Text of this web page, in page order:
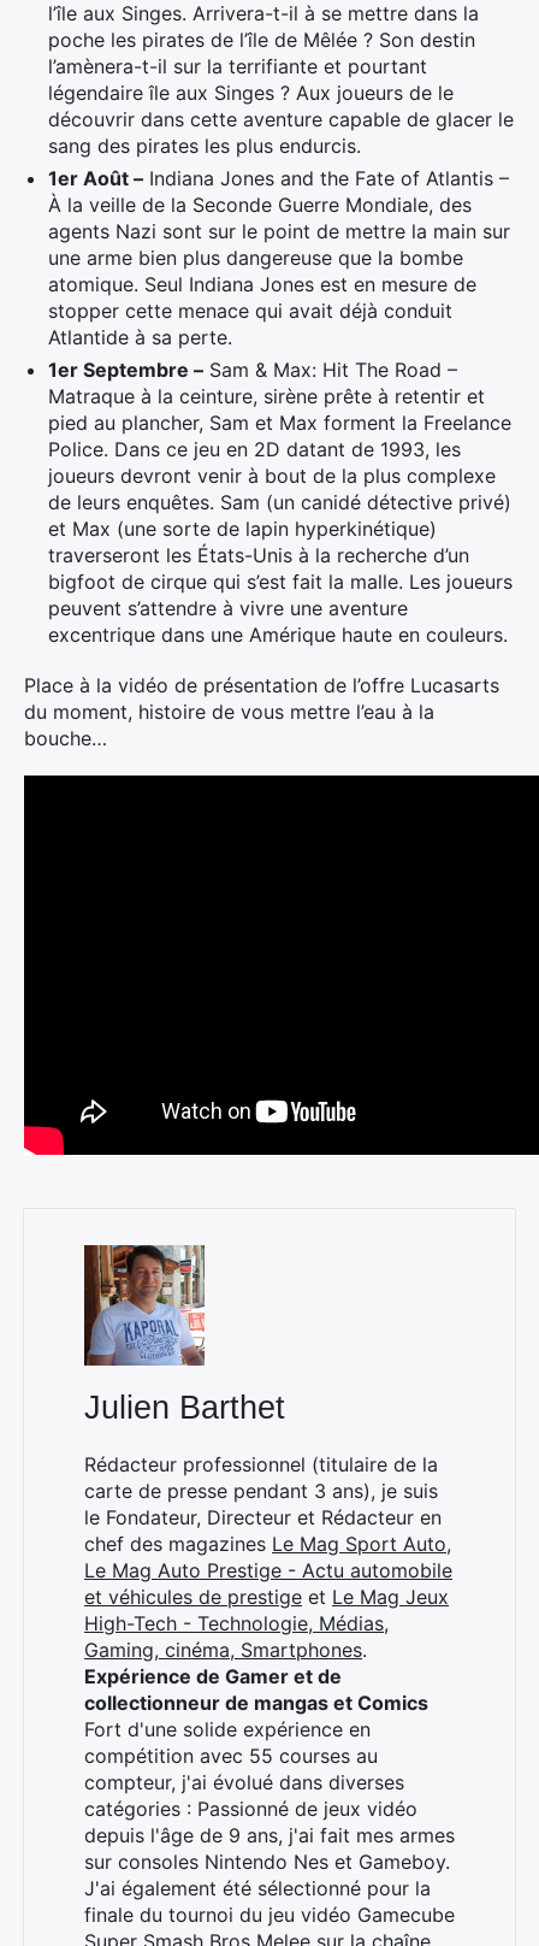
l’île aux Singes. Arrivera-t-il à se mettre dans la
poche les pirates de l’île de Mêlée ? Son destin
l’amènera-t-il sur la terrifiante et pourtant
légendaire île aux Singes ? Aux joueurs de le
découvrir dans cette aventure capable de glacer le
sang des pirates les plus endurcis.
1er Août – Indiana Jones and the Fate of Atlantis –
À la veille de la Seconde Guerre Mondiale, des
agents Nazi sont sur le point de mettre la main sur
une arme bien plus dangereuse que la bombe
atomique. Seul Indiana Jones est en mesure de
stopper cette menace qui avait déjà conduit
Atlantide à sa perte.
1er Septembre – Sam & Max: Hit The Road –
Matraque à la ceinture, sirène prête à retentir et
pied au plancher, Sam et Max forment la Freelance
Police. Dans ce jeu en 2D datant de 1993, les
joueurs devront venir à bout de la plus complexe
de leurs enquêtes. Sam (un canidé détective privé)
et Max (une sorte de lapin hyperkinétique)
traverseront les États-Unis à la recherche d’un
bigfoot de cirque qui s’est fait la malle. Les joueurs
peuvent s’attendre à vivre une aventure
excentrique dans une Amérique haute en couleurs.
Place à la vidéo de présentation de l’offre Lucasarts
du moment, histoire de vous mettre l’eau à la
bouche…
Julien Barthet
Rédacteur professionnel (titulaire de la
carte de presse pendant 3 ans), je suis
le Fondateur, Directeur et Rédacteur en
chef des magazines Le Mag Sport Auto,
Le Mag Auto Prestige - Actu automobile
et véhicules de prestige et Le Mag Jeux
High-Tech - Technologie, Médias,
Gaming, cinéma, Smartphones.
Expérience de Gamer et de
collectionneur de mangas et Comics
Fort d'une solide expérience en
compétition avec 55 courses au
compteur, j'ai évolué dans diverses
catégories : Passionné de jeux vidéo
depuis l'âge de 9 ans, j'ai fait mes armes
sur consoles Nintendo Nes et Gameboy.
J'ai également été sélectionné pour la
finale du tournoi du jeu vidéo Gamecube
Super Smash Bros Melee sur la chaîne